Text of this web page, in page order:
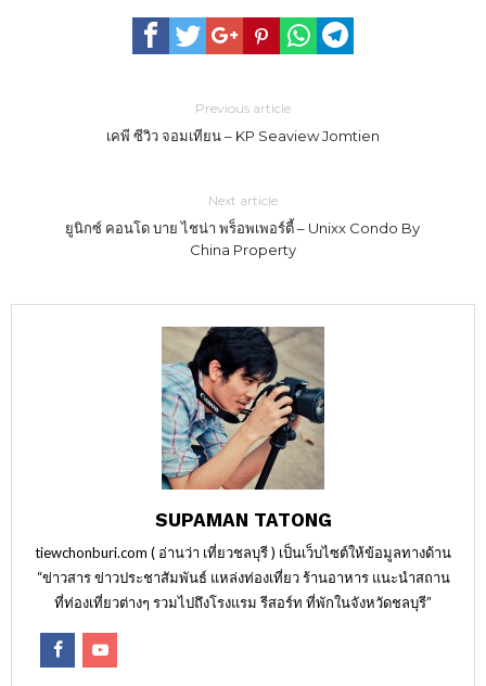
Previous article
เคพี ซีวิว จอมเทียน – KP Seaview Jomtien
Next article
ยูนิกซ์ คอนโด บาย ไชน่า พร็อพเพอร์ตี้ – Unixx Condo By
China Property
SUPAMAN TATONG
tiewchonburi.com ( อ่านว่า เที่ยวชลบุรี ) เป็นเว็บไซต์ให้ข้อมูลทางด้าน
“ข่าวสาร ข่าวประชาสัมพันธ์ แหล่งท่องเที่ยว ร้านอาหาร แนะนำสถาน
ที่ท่องเที่ยวต่างๆ รวมไปถึงโรงแรม รีสอร์ท ที่พักในจังหวัดชลบุรี”